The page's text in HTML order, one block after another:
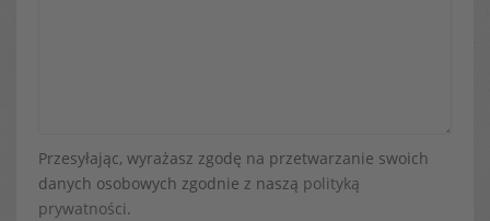
Przesyłając, wyrażasz zgodę na przetwarzanie swoich
danych osobowych zgodnie z naszą polityką
prywatności.